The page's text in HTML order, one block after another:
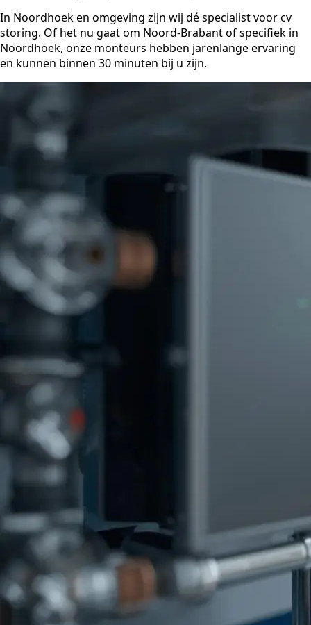
In Noordhoek en omgeving zijn wij dé specialist voor cv
storing. Of het nu gaat om Noord-Brabant of specifiek in
Noordhoek, onze monteurs hebben jarenlange ervaring
en kunnen binnen 30 minuten bij u zijn.